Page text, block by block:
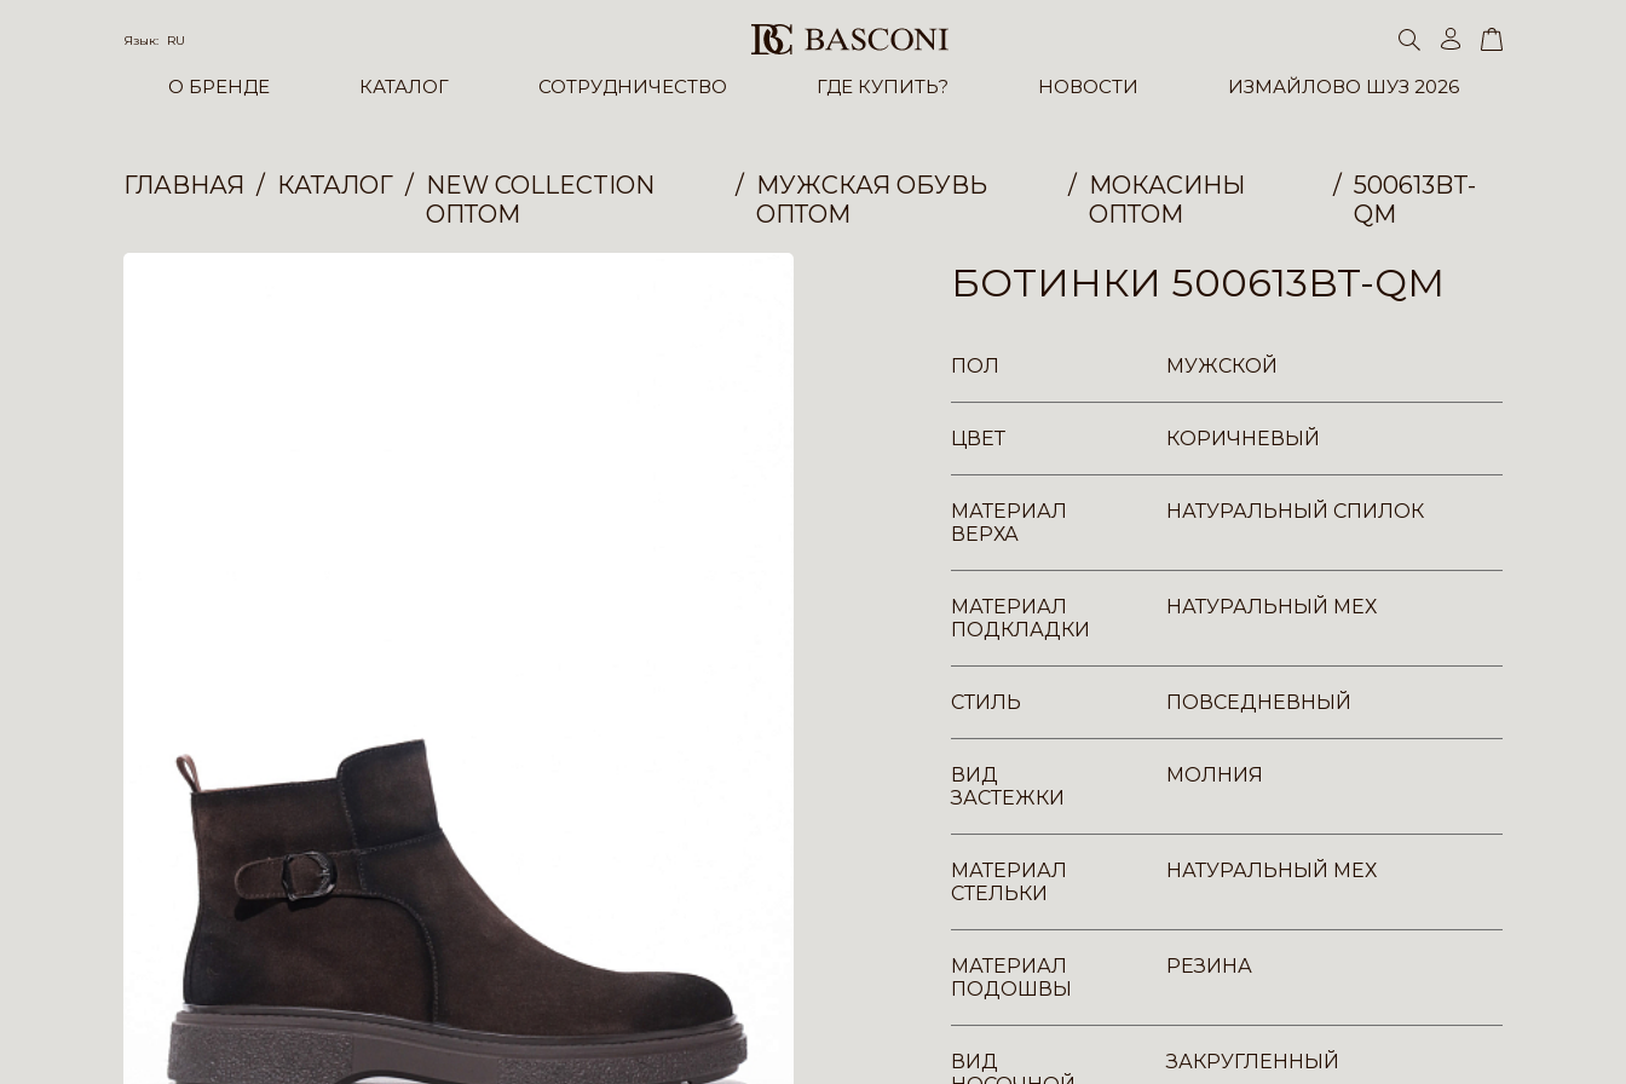
Язык: RU
О БРЕНДЕ КАТАЛОГ СОТРУДНИЧЕСТВО ГДЕ КУПИТЬ? НОВОСТИ ИЗМАЙЛОВО ШУЗ 2026
ГЛАВНАЯ КАТАЛОГ
NEW COLLECTION
ОПТОМ
МУЖСКАЯ ОБУВЬ
ОПТОМ
МОКАСИНЫ
ОПТОМ
500613BT-
QM
БОТИНКИ 500613BT-QM
ПОЛ МУЖСКОЙ
ЦВЕТ КОРИЧНЕВЫЙ
МАТЕРИАЛ
ВЕРХА
НАТУРАЛЬНЫЙ СПИЛОК
МАТЕРИАЛ
ПОДКЛАДКИ
НАТУРАЛЬНЫЙ МЕХ
СТИЛЬ ПОВСЕДНЕВНЫЙ
ВИД
ЗАСТЕЖКИ
МОЛНИЯ
МАТЕРИАЛ
СТЕЛЬКИ
НАТУРАЛЬНЫЙ МЕХ
МАТЕРИАЛ
ПОДОШВЫ
РЕЗИНА
ВИД
ЗАКРУГЛЕННЫЙ